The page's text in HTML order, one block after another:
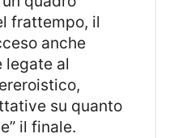
frattempo, il
anche
legate al
su quanto
il finale.